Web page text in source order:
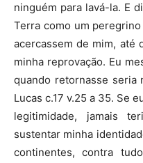
ninguém para lavá-la. E
Terra como um
acercassem de mim, até
minha reprovação. Eu
quando retornasse seria
Lucas c.17 v.25 a 35. Se
legitimidade, jamais
sustentar minha
continentes, contra